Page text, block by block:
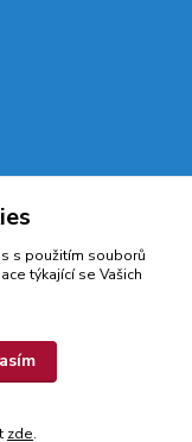
s použitím souborů
týkající se Vašich
zde.